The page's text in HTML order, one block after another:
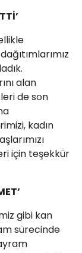
alan
de son
kadın
için teşekkür
gibi kan
sürecinde